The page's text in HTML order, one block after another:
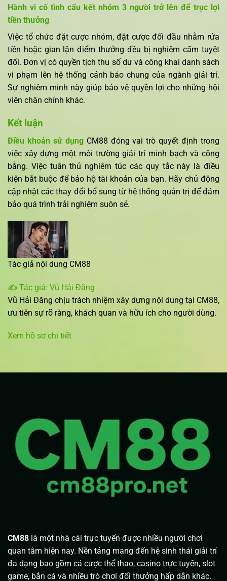
Hành vi cố tình cấu kết nhóm 3 người trở lên để trục lợi
tiền thưởng
Việc tổ chức đặt cược nhóm, đặt cược đối đầu nhằm rửa
tiền hoặc gian lận điểm thưởng đều bị nghiêm cấm tuyệt
đối. Đơn vị có quyền tịch thu số dư và công khai danh sách
vi phạm lên hệ thống cảnh báo chung của ngành giải trí.
Sự nghiêm minh này giúp bảo vệ quyền lợi cho những hội
viên chân chính khác.
Kết luận
Điều khoản sử dụngCM88 đóng vai trò quyết định trong
việc xây dựng một môi trường giải trí minh bạch và công
bằng. Việc tuân thủ nghiêm túc các quy tắc này là điều
kiện bắt buộc để bảo hộ tài khoản của bạn. Hãy chủ động
cập nhật các thay đổi bổ sung từ hệ thống quản trị để đảm
bảo quá trình trải nghiệm suôn sẻ.
Tác giả nội dung CM88
✍️ Tác giả: Vũ Hải Đăng
Vũ Hải Đăng chịu trách nhiệm xây dựng nội dung tại CM88,
ưu tiên sự rõ ràng, khách quan và hữu ích cho người dùng.
Xem hồ sơ chi tiết
CM88 là một nhà cái trực tuyến được nhiều người chơi
quan tâm hiện nay. Nền tảng mang đến hệ sinh thái giải trí
đa dạng bao gồm cá cược thể thao, casino trực tuyến, slot
game, bắn cá và nhiều trò chơi đổi thưởng hấp dẫn khác.